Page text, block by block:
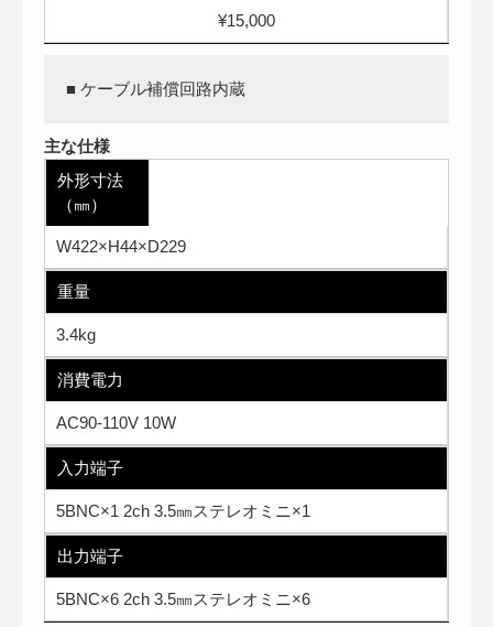
¥15,000
■ ケーブル補償回路内蔵
主な仕様
外形寸法
（㎜）
W422×H44×D229
重量
3.4kg
消費電力
AC90-110V 10W
入力端子
5BNC×1 2ch 3.5㎜ステレオミニ×1
出力端子
5BNC×6 2ch 3.5㎜ステレオミニ×6